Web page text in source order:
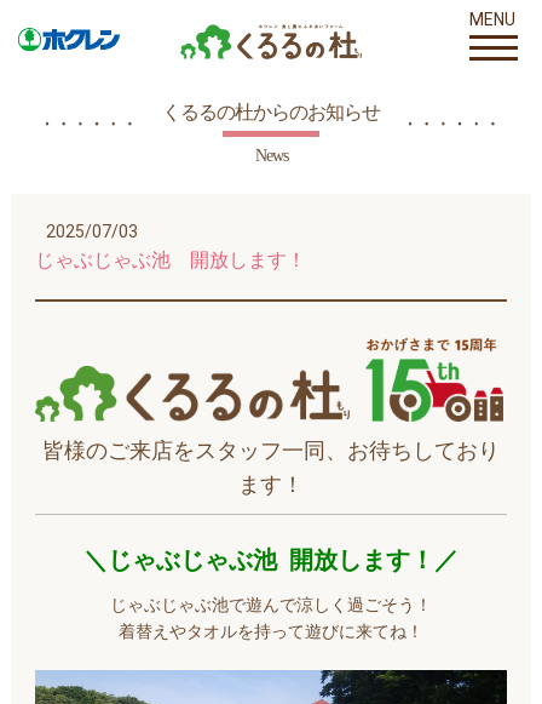
MENU
くるるの杜からのお知らせ
News
2025/07/03
じゃぶじゃぶ池 開放します！
皆様のご来店をスタッフ一同、お待ちしており
ます！
＼じゃぶじゃぶ池 開放します！／
じゃぶじゃぶ池で遊んで涼しく過ごそう！
着替えやタオルを持って遊びに来てね！